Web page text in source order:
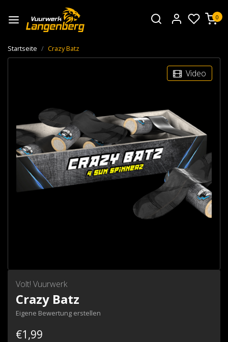
0
Startseite Crazy Batz
Video
Volt! Vuurwerk
Crazy Batz
Eigene Bewertung erstellen
€1,99